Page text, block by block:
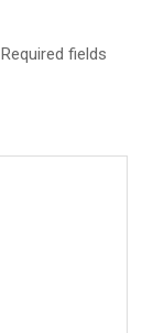
Required fields